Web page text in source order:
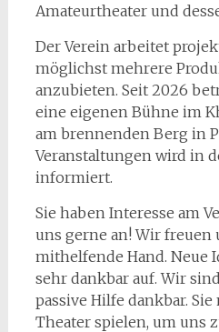
Amateurtheater und
Der Verein arbeitet
möglichst mehrere
anzubieten. Seit 2026
eine eigenen Bühne im
am brennenden Berg in
Veranstaltungen wird in
informiert.
Sie haben Interesse am
uns gerne an! Wir freuen
mithelfende Hand. Neue
sehr dankbar auf. Wir
passive Hilfe dankbar.
Theater spielen, um uns